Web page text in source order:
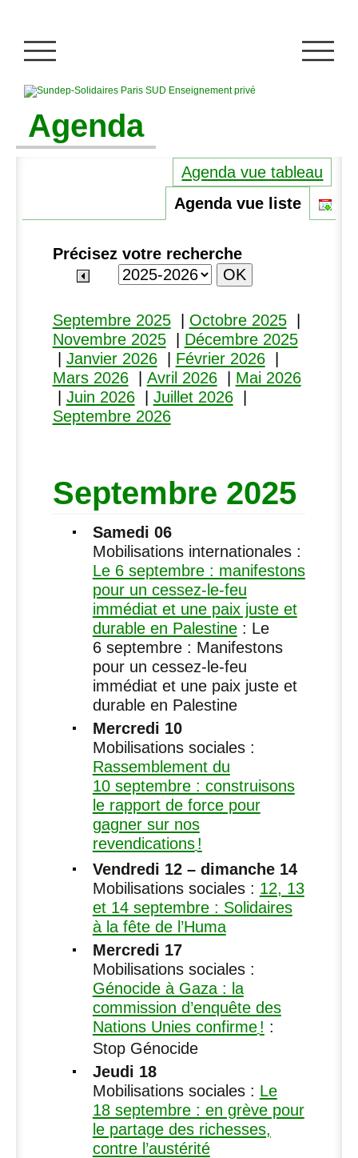
Agenda
Agenda vue tableau
Agenda vue liste
Précisez votre recherche
Septembre 2025| Octobre 2025|
Novembre 2025| Décembre 2025
Janvier 2026| Février 2026|
Mars 2026| Avril 2026| Mai 2026
Juin 2026| Juillet 2026|
Septembre 2026
Septembre 2025
Samedi 06
Mobilisations internationales :
Le 6 septembre : manifestons
pour un cessez-le-feu
immédiat et une paix juste et
durable en Palestine: Le
6 septembre : Manifestons
pour un cessez-le-feu
immédiat et une paix juste et
durable en Palestine
Mercredi 10
Mobilisations sociales :
Rassemblement du
10 septembre : construisons
le rapport de force pour
gagner sur nos
revendications!
Vendredi 12 – dimanche 14
Mobilisations sociales : 12, 13
et 14 septembre : Solidaires
à la fête de l’Huma
Mercredi 17
Mobilisations sociales :
Génocide à Gaza : la
commission d’enquête des
Nations Unies confirme! :
Stop Génocide
Jeudi 18
Mobilisations sociales : Le
18 septembre : en grève pour
le partage des richesses,
contre l’austérité